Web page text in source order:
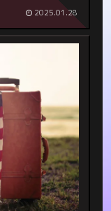
2025.01.28